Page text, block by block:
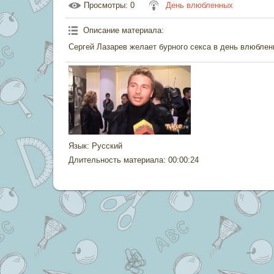
Просмотры: 0 День влюбленных
Описание материала:
Сергей Лазарев желает бурного секса в день
Язык: Русский
Длительность материала: 00:00:24